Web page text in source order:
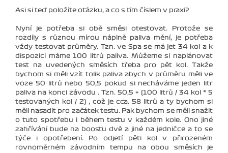
Asi si teď položíte otázku, a co s tím číslem v praxi?
Nyní je potřeba si obě směsi otestovat. Protože se
rozdíly s různou mírou náplně paliva mění, je potřeba
vždy testovat průměry. Tzn. ve Spa se má jet 34 kol a k
dispozici máme 100 litrů paliva. Můžeme si naplánovat
test na uvedených směsích třeba pro pět kol. Takže
bychom si měli vzít tolik paliva abych v průměru měli ve
voze 50 litrů nebo 50,5 pokud si necháváme jeden litr
paliva na konci závodu . Tzn. 50,5 + (100 litrů / 34 kol * 5
testovaných kol / 2) , což je cca. 58 litrů a ty bychom si
měli nasadit pro začátek testu. Pak bychom se měli snažit
o tuto spotřebu i během testu v každém kole. Ono jiné
zahřívání bude na boostu dvě a jiné na jedničce a to se
týče i opotřebení. Po odjetí pěti kol v přirozeném
rovnoměrném závodním tempu na obou směsích je